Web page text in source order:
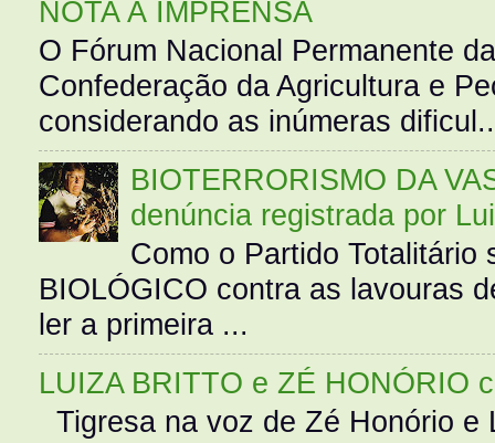
NOTA À IMPRENSA
O Fórum Nacional Permanente
Confederação da Agricultura e
considerando as inúmeras
BIOTERRORISMO DA
denúncia registrada por
Como o Partido Totalitário
BIOLÓGICO contra as lavouras
ler a primeira ...
LUIZA BRITTO e ZÉ HONÓRIO
Tigresa na voz de Zé Honório